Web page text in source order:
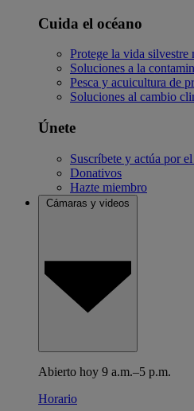
Cuida el océano
Protege la vida silvestre
Soluciones a la
Pesca y acuicultura de
Soluciones al cambio
Únete
Suscríbete y actúa por
Donativos
Hazte miembro
Cámaras y videos
Abierto hoy 9 a.m.–5 p.m.
Horario